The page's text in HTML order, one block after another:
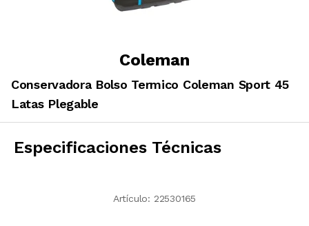
Coleman
Conservadora Bolso Termico Coleman Sport 45
Latas Plegable
Especificaciones Técnicas
Artículo: 22530165